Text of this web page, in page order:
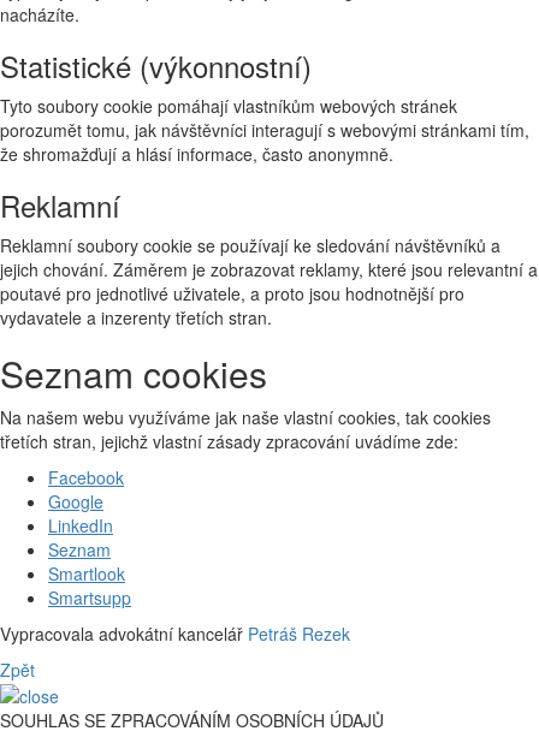
nacházíte.
Statistické (výkonnostní)
Tyto soubory cookie pomáhají vlastníkům webových stránek
porozumět tomu, jak návštěvníci interagují s webovými stránkami tím,
že shromažďují a hlásí informace, často anonymně.
Reklamní
Reklamní soubory cookie se používají ke sledování návštěvníků a
jejich chování. Záměrem je zobrazovat reklamy, které jsou relevantní a
poutavé pro jednotlivé uživatele, a proto jsou hodnotnější pro
vydavatele a inzerenty třetích stran.
Seznam cookies
Na našem webu využíváme jak naše vlastní cookies, tak cookies
třetích stran, jejichž vlastní zásady zpracování uvádíme zde:
Facebook
Google
LinkedIn
Seznam
Smartlook
Smartsupp
Vypracovala advokátní kancelář Petráš Rezek
Zpět
SOUHLAS SE ZPRACOVÁNÍM OSOBNÍCH ÚDAJŮ